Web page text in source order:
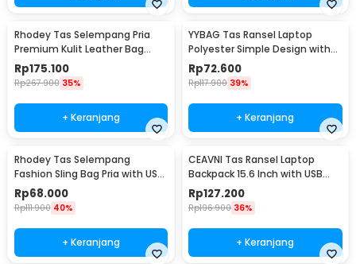
Rhodey Tas Selempang Pria
Premium Kulit Leather Bag
Briefcase - HA-062
Rp175.100
Rp267.900 35%
+ Keranjang
YYBAG Tas Ransel Laptop
Polyester Simple Design with
USB Charging Port - KC15
Rp72.600
Rp117.900 39%
+ Keranjang
Rhodey Tas Selempang
Fashion Sling Bag Pria with USB
Slot and Lock - RE880
Rp68.000
Rp111.900 40%
+ Keranjang
CEAVNI Tas Ransel Laptop
Backpack 15.6 Inch with USB
Charger Port - KC32
Rp127.200
Rp196.900 36%
+ Keranjang